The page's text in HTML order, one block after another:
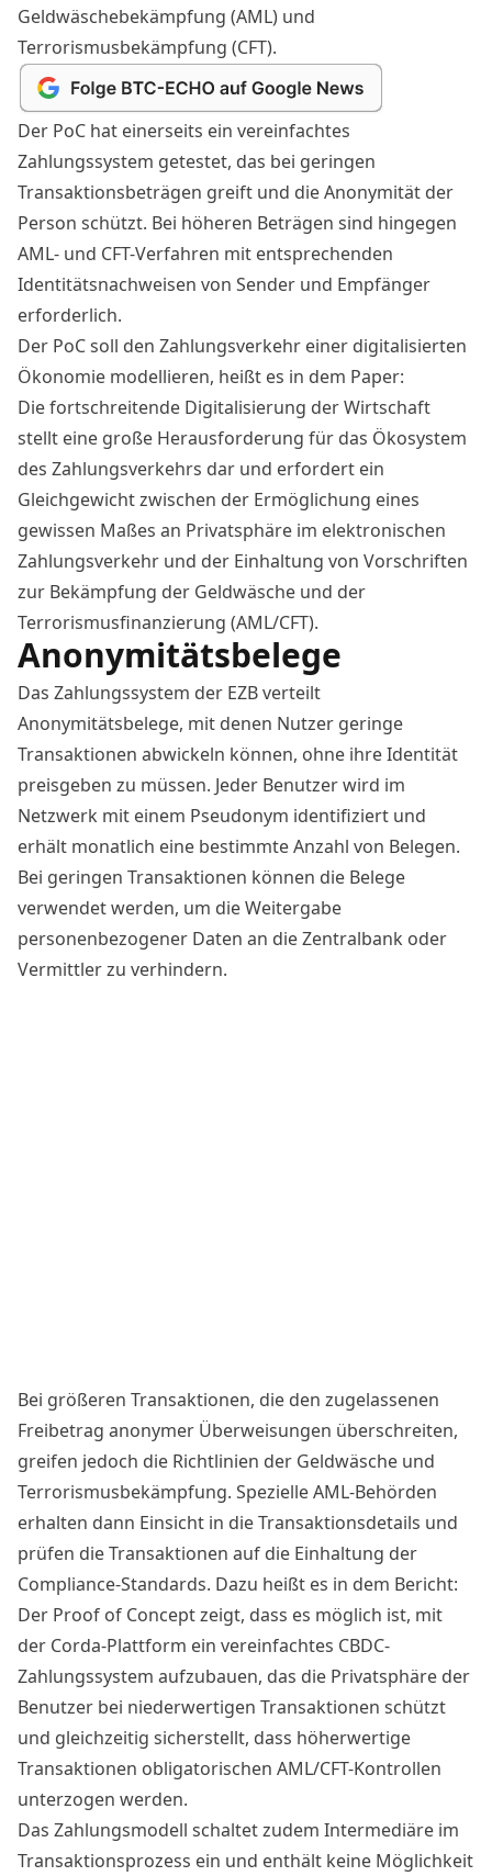
Geldwäschebekämpfung (AML) und
Terrorismusbekämpfung (CFT).
Der PoC hat einerseits ein vereinfachtes
Zahlungssystem getestet, das bei geringen
Transaktionsbeträgen greift und die Anonymität der
Person schützt. Bei höheren Beträgen sind hingegen
AML- und CFT-Verfahren mit entsprechenden
Identitätsnachweisen von Sender und Empfänger
erforderlich.
Der PoC soll den Zahlungsverkehr einer digitalisierten
Ökonomie modellieren, heißt es in dem Paper:
Die fortschreitende Digitalisierung der Wirtschaft
stellt eine große Herausforderung für das Ökosystem
des Zahlungsverkehrs dar und erfordert ein
Gleichgewicht zwischen der Ermöglichung eines
gewissen Maßes an Privatsphäre im elektronischen
Zahlungsverkehr und der Einhaltung von Vorschriften
zur Bekämpfung der Geldwäsche und der
Terrorismusfinanzierung (AML/CFT).
Anonymitätsbelege
Das Zahlungssystem der EZB verteilt
Anonymitätsbelege, mit denen Nutzer geringe
Transaktionen abwickeln können, ohne ihre Identität
preisgeben zu müssen. Jeder Benutzer wird im
Netzwerk mit einem Pseudonym identifiziert und
erhält monatlich eine bestimmte Anzahl von Belegen.
Bei geringen Transaktionen können die Belege
verwendet werden, um die Weitergabe
personenbezogener Daten an die Zentralbank oder
Vermittler zu verhindern.
Bei größeren Transaktionen, die den zugelassenen
Freibetrag anonymer Überweisungen überschreiten,
greifen jedoch die Richtlinien der Geldwäsche und
Terrorismusbekämpfung. Spezielle AML-Behörden
erhalten dann Einsicht in die Transaktionsdetails und
prüfen die Transaktionen auf die Einhaltung der
Compliance-Standards. Dazu heißt es in dem Bericht:
Der Proof of Concept zeigt, dass es möglich ist, mit
der Corda-Plattform ein vereinfachtes CBDC-
Zahlungssystem aufzubauen, das die Privatsphäre der
Benutzer bei niederwertigen Transaktionen schützt
und gleichzeitig sicherstellt, dass höherwertige
Transaktionen obligatorischen AML/CFT-Kontrollen
unterzogen werden.
Das Zahlungsmodell schaltet zudem Intermediäre im
Transaktionsprozess ein und enthält keine Möglichkeit